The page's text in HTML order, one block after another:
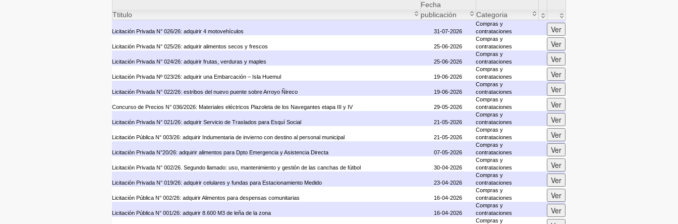
Ttitulo
Fecha
publicación
Categoria
Licitación Privada N° 026/26: adquirir 4 motovehículos 31-07-2026
Compras y
contrataciones
Licitación Privada N° 025/26: adquirir alimentos secos y frescos 25-06-2026
Compras y
contrataciones
Licitación Privada N° 024/26: adquirir frutas, verduras y maples 25-06-2026
Compras y
contrataciones
Licitación Privada Nº 023/26: adquirir una Embarcación – Isla Huemul 19-06-2026
Compras y
contrataciones
Licitación Privada N° 022/26: estribos del nuevo puente sobre Arroyo Ñireco 19-06-2026
Compras y
contrataciones
Concurso de Precios N° 036/2026: Materiales eléctricos Plazoleta de los Navegantes etapa III y IV 29-05-2026
Compras y
contrataciones
Licitación Privada N° 021/26: adquirir Servicio de Traslados para Esquí Social 21-05-2026
Compras y
contrataciones
Licitación Pública N° 003/26: adquirir Indumentaria de invierno con destino al personal municipal 21-05-2026
Compras y
contrataciones
Licitación Privada N°20/26: adquirir alimentos para Dpto Emergencia y Asistencia Directa 07-05-2026
Compras y
contrataciones
Licitación Privada N° 002/26. Segundo llamado: uso, mantenimiento y gestión de las canchas de fútbol 30-04-2026
Compras y
contrataciones
Licitación Privada N° 019/26: adquirir celulares y fundas para Estacionamiento Medido 23-04-2026
Compras y
contrataciones
Licitación Pública N° 002/26: adquirir Alimentos para despensas comunitarias 16-04-2026
Compras y
contrataciones
Licitación Pública N° 001/26: adquirir 8.600 M3 de leña de la zona 16-04-2026
Compras y
contrataciones
Compras y